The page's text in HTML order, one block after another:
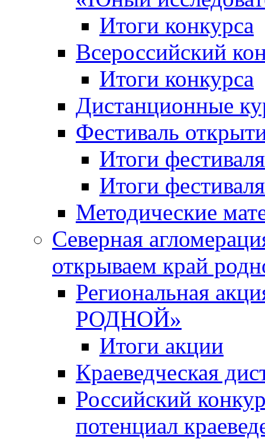
Итоги конкурса
Всероссийский
Итоги конкурса
Дистанционные
Фестиваль
Итоги
Итоги
Методические
Северная
открываем край
Региональная
РОДНОЙ»
Итоги акции
Краеведческая
Российский
потенциал